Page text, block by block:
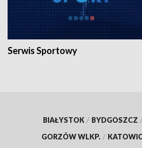
Serwis Sportowy
BIAŁYSTOK / BYDGOSZCZ
GORZÓW WLKP. /